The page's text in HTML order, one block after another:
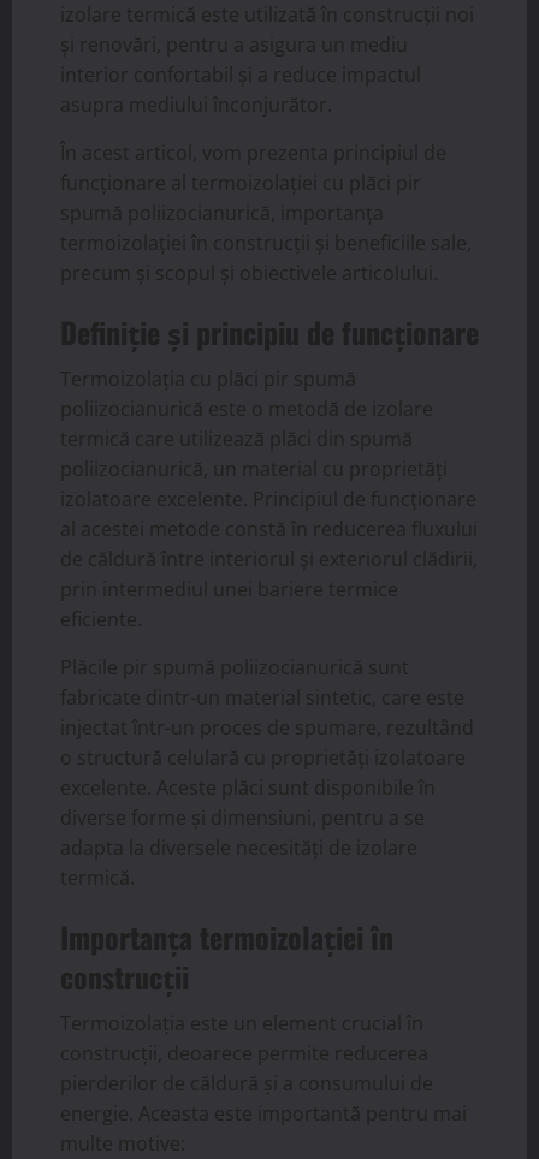
izolare termică este utilizată în construcții noi
și renovări, pentru a asigura un mediu
interior confortabil și a reduce impactul
asupra mediului înconjurător.
În acest articol, vom prezenta principiul de
funcționare al termoizolației cu plăci pir
spumă poliizocianurică, importanța
termoizolației în construcții și beneficiile sale,
precum și scopul și obiectivele articolului.
Definiție și principiu de funcționare
Termoizolația cu plăci pir spumă
poliizocianurică este o metodă de izolare
termică care utilizează plăci din spumă
poliizocianurică, un material cu proprietăți
izolatoare excelente. Principiul de funcționare
al acestei metode constă în reducerea fluxului
de căldură între interiorul și exteriorul clădirii,
prin intermediul unei bariere termice
eficiente.
Plăcile pir spumă poliizocianurică sunt
fabricate dintr-un material sintetic, care este
injectat într-un proces de spumare, rezultând
o structură celulară cu proprietăți izolatoare
excelente. Aceste plăci sunt disponibile în
diverse forme și dimensiuni, pentru a se
adapta la diversele necesități de izolare
termică.
Importanța termoizolației în
construcții
Termoizolația este un element crucial în
construcții, deoarece permite reducerea
pierderilor de căldură și a consumului de
energie. Aceasta este importantă pentru mai
multe motive: